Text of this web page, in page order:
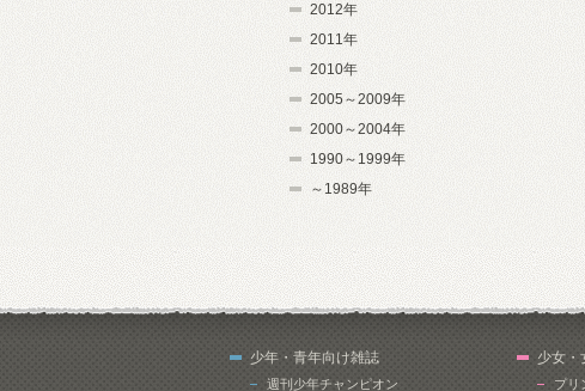
2012年
2011年
2010年
2005～2009年
2000～2004年
1990～1999年
～1989年
少年・青年向け雑誌
週刊少年チャンピオン
少女・
プリ